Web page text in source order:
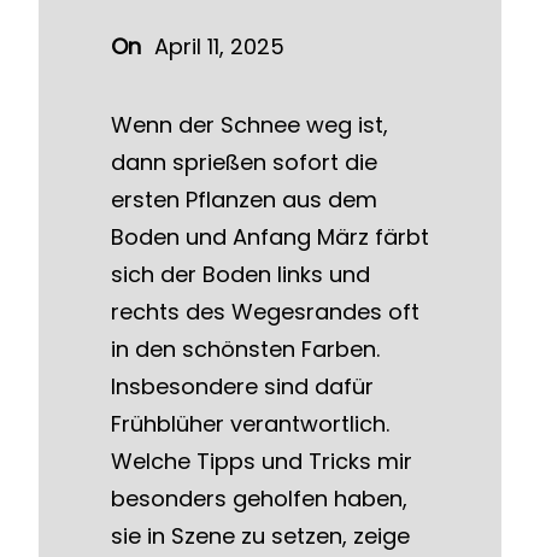
On April 11, 2025
Wenn der Schnee weg ist,
dann sprießen sofort die
ersten Pflanzen aus dem
Boden und Anfang März färbt
sich der Boden links und
rechts des Wegesrandes oft
in den schönsten Farben.
Insbesondere sind dafür
Frühblüher verantwortlich.
Welche Tipps und Tricks mir
besonders geholfen haben,
sie in Szene zu setzen, zeige